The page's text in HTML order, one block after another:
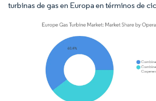
turbinas de gas en Europa en términos de